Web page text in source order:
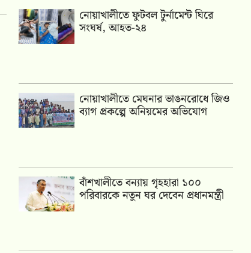
নোয়াখালীতে ফুটবল টুর্নামেন্ট ঘিরে
সংঘর্ষ, আহত-২৪
নোয়াখালীতে মেঘনার ভাঙনরোধে জিও
ব্যাগ প্রকল্পে অনিয়মের অভিযোগ
বাঁশখালীতে বন্যায় গৃহহারা ১০০
পরিবারকে নতুন ঘর দেবেন প্রধানমন্ত্রী